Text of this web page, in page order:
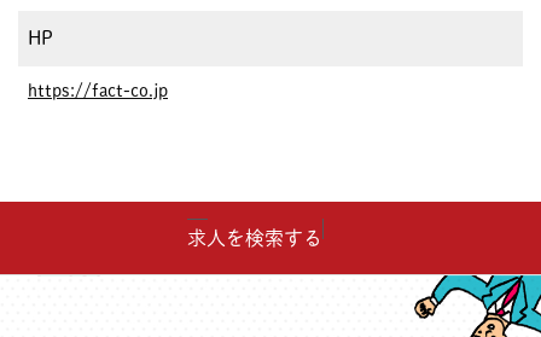
HP
https://fact-co.jp
求人を検索する